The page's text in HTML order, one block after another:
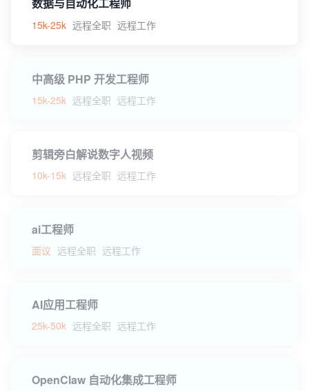
数据与自动化工程师
15k-25k 远程全职 远程工作
中高级 PHP 开发工程师
15k-25k 远程全职 远程工作
剪辑旁白解说数字人视频
10k-15k 远程全职 远程工作
ai工程师
面议 远程全职 远程工作
AI应用工程师
25k-50k 远程全职 远程工作
OpenClaw 自动化集成工程师